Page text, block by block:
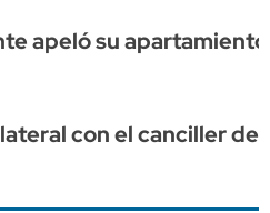
apeló su
con el canciller de